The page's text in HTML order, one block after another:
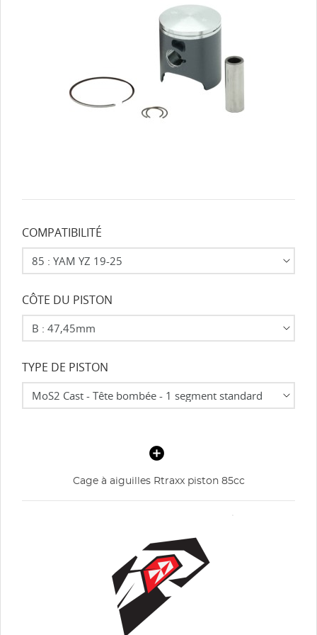
COMPATIBILITÉ
CÔTE DU PISTON
TYPE DE PISTON
Cage à aiguilles Rtraxx piston 85cc